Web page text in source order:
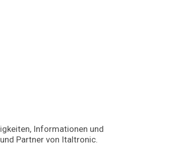
Informationen und
Partner von Italtronic.